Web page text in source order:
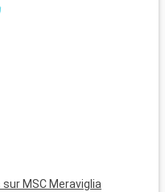
MSC Meraviglia